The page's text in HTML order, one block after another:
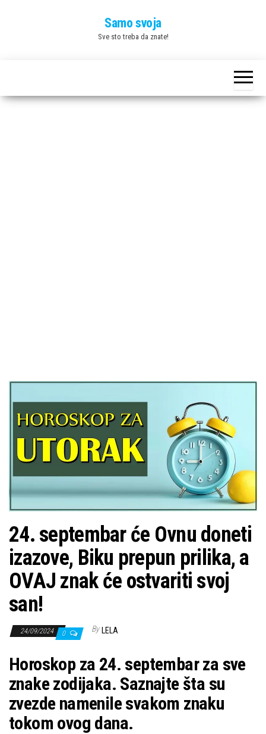
Samo svoja
Sve sto treba da znate!
24. septembar će Ovnu doneti
izazove, Biku prepun prilika, a
OVAJ znak će ostvariti svoj
san!
24/09/2024 0 By LELA
Horoskop za 24. septembar za sve
znake zodijaka. Saznajte šta su
zvezde namenile svakom znaku
tokom ovog dana.